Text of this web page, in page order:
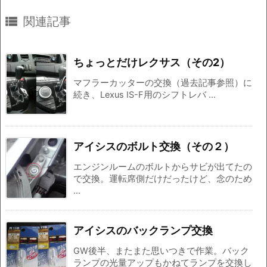
 関連記事
ちょっとだけレクサス（その2）
マフラーカッターの交換（過去記事参照）に
続き、Lexus IS-F用のシフトレバ ...
アイシスのボルト交換（その２）
エンジンルームのボルトからサビが出てたの
で交換。運転席側だけだったけど、念のため
...
アイシスのバックランプ交換
GW後半、またまた思いつきで作業。バック
ランプの光量アップもかねてランプを交換し